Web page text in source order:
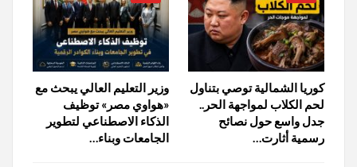
كوريا الشمالية توصي بتناول
لحم الكلاب لمواجهة الحر..
جدل واسع حول نصائح
رسمية أثارت…
وزير التعليم العالي يبحث مع
«هواوي مصر» توظيف
الذكاء الاصطناعي لتطوير
الجامعات وبناء…